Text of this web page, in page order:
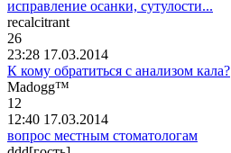
исправление осанки, сутулости...
recalcitrant
26
23:28 17.03.2014
К кому обратиться с анализом кала?
Madogg™
12
12:40 17.03.2014
вопрос местным стоматологам